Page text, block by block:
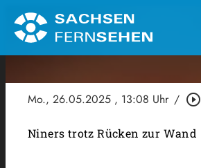
Mo., 26.05.2025 , 13:08 Uhr / play_circle_outline
Niners trotz Rücken zur Wand